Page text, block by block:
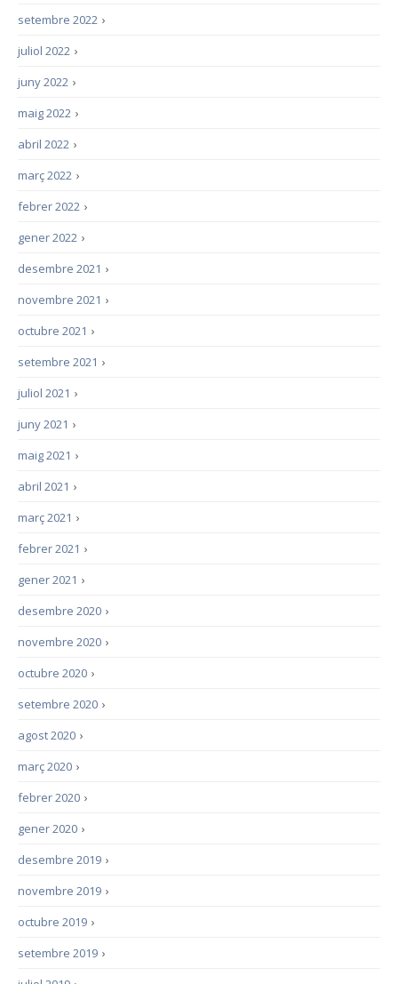
›
setembre 2022
›
juliol 2022
›
juny 2022
›
maig 2022
›
abril 2022
›
març 2022
›
febrer 2022
›
gener 2022
›
desembre 2021
›
novembre 2021
›
octubre 2021
›
setembre 2021
›
juliol 2021
›
juny 2021
›
maig 2021
›
abril 2021
›
març 2021
›
febrer 2021
›
gener 2021
›
desembre 2020
›
novembre 2020
›
octubre 2020
›
setembre 2020
›
agost 2020
›
març 2020
›
febrer 2020
›
gener 2020
›
desembre 2019
›
novembre 2019
›
octubre 2019
›
setembre 2019